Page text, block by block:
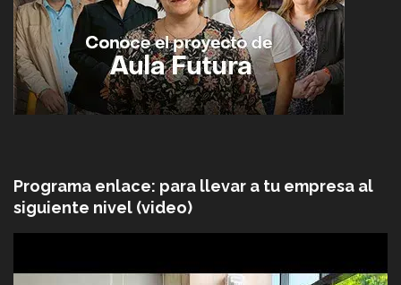
Programa enlace: para llevar a tu empresa al
siguiente nivel (video)